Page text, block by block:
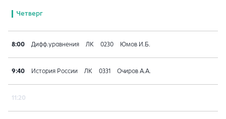
Четверг
8:00 Дифф.уравнения ЛК 0230 Юмов И.Б.
9:40 История России ЛК 0331 Очиров А.А.
11:20